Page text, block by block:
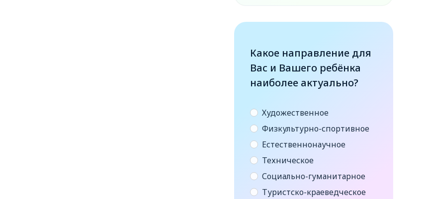
Какое направление для
Вас и Вашего ребёнка
наиболее актуально?
Художественное
Физкультурно-спортивное
Естественнонаучное
Техническое
Социально-гуманитарное
Туристско-краеведческое